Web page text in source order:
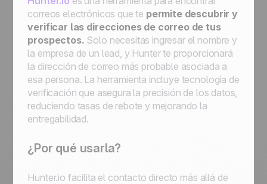
correos electrónicos que te permite descubrir y
verificar las direcciones de correo de tus
prospectos. Solo necesitas ingresar el nombre y
la empresa de un lead, y Hunter te proporcionará
la dirección de correo más probable asociada a
esa persona. La herramienta incluye tecnología de
verificación que asegura la precisión de los datos,
reduciendo tasas de rebote y mejorando la
entregabilidad.
¿Por qué usarla?
Hunter.io facilita el contacto directo más allá de